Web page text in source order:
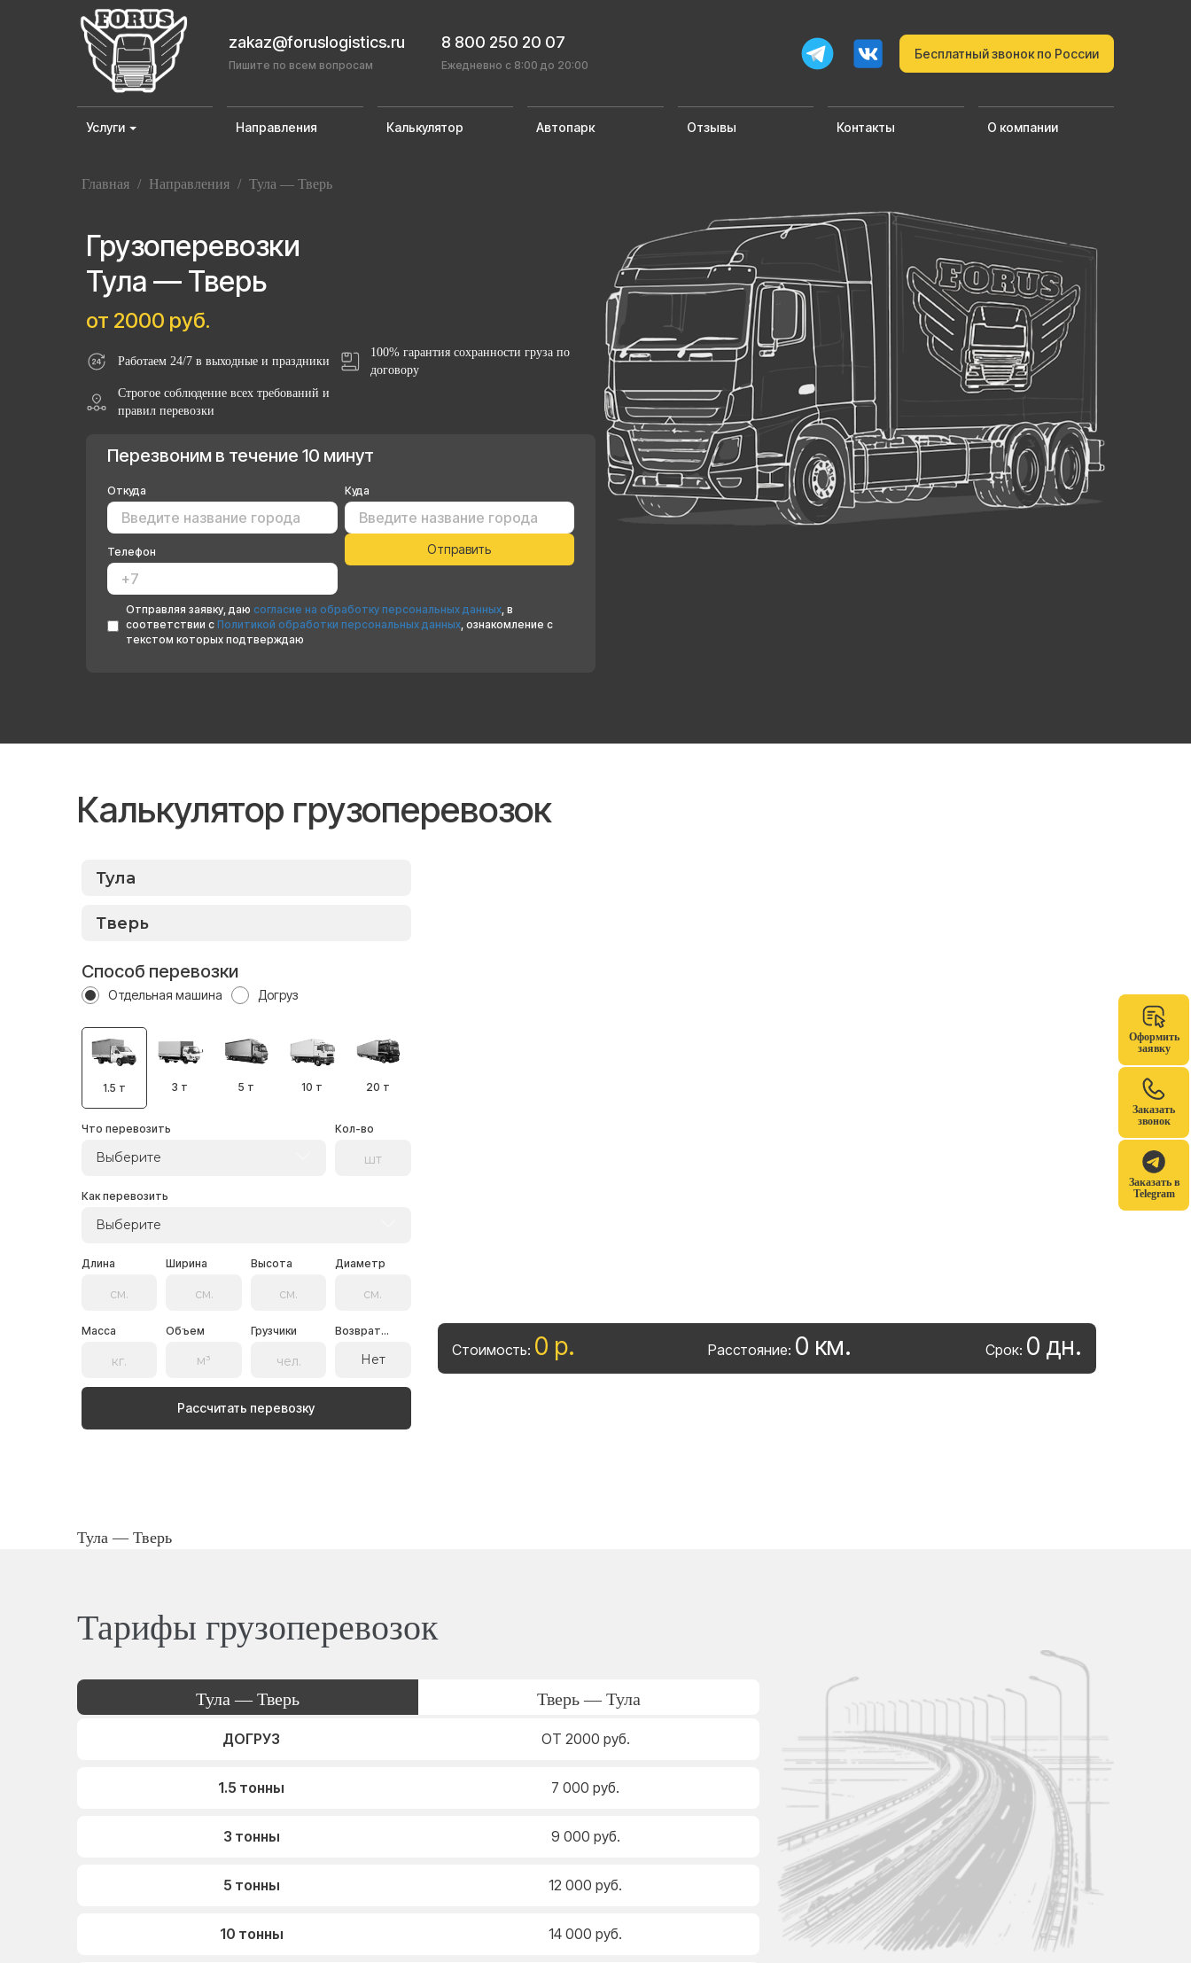
Оформить
заявку
Заказать
звонок
Заказать в
Telegram
zakaz@foruslogistics.ru
Пишите по всем вопросам
8 800 250 20 07
Ежедневно с 8:00 до 20:00
Бесплатный звонок по России
Услуги Направления Калькулятор Автопарк Отзывы Контакты О компании
Главная / Направления / Тула — Тверь
Грузоперевозки
Тула — Тверь
от 2000 руб.
Работаем 24/7 в выходные и праздники
100% гарантия сохранности груза по
договору
Строгое соблюдение всех требований и
правил перевозки
Перезвоним в течение 10 минут
Откуда Куда
Телефон
Отправляя заявку, даю согласие на обработку персональных данных, в
соответствии с Политикой обработки персональных данных, ознакомление с
текстом которых подтверждаю
Калькулятор грузоперевозок
Способ перевозки
Отдельная машина Догруз
1.5 т 3 т 5 т 10 т 20 т
Что перевозить
Выберите
Кол-во
Как перевозить
Выберите
Длина Ширина Высота Диаметр
Масса Объем Грузчики Возврат...
Нет
Рассчитать перевозку
Стоимость: 0 р. Расстояние: 0 км. Срок: 0 дн.
Тула — Тверь
Тарифы грузоперевозок
Тула — Тверь Тверь — Тула
ДОГРУЗ ОТ 2000 руб.
1.5 тонны 7 000 руб.
3 тонны 9 000 руб.
5 тонны 12 000 руб.
10 тонны 14 000 руб.